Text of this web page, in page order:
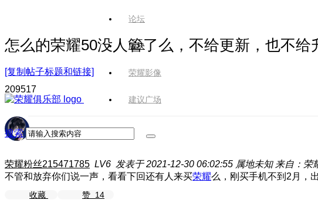
论坛
版块
荣耀影像
建议广场
搜索
怎么的荣耀50没人管了么，不给更新，也不给
[复制帖子标题和链接]
209517
荣耀粉丝215471785 LV6 发表于 2021-12-30 06:02:55 属地未知 来自：荣
不管和放弃你们说一声，看看下回还有人来买荣耀么，刚买手机不到2月，
收藏 赞 14